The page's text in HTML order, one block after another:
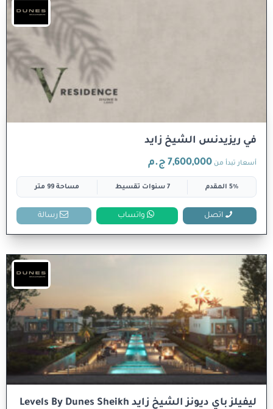
في ريزيدنس الشيخ زايد
أسعار تبدأ من 7,600,000 ج.م
5% المقدم 7 سنوات تقسيط مساحة 99 متر
اتصل واتساب رسالة
ليفيلز باي ديونز الشيخ زايد Levels By Dunes Sheikh